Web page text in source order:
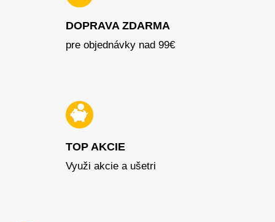
DOPRAVA ZDARMA
pre objednávky nad 99€
TOP AKCIE
Využi akcie a ušetri